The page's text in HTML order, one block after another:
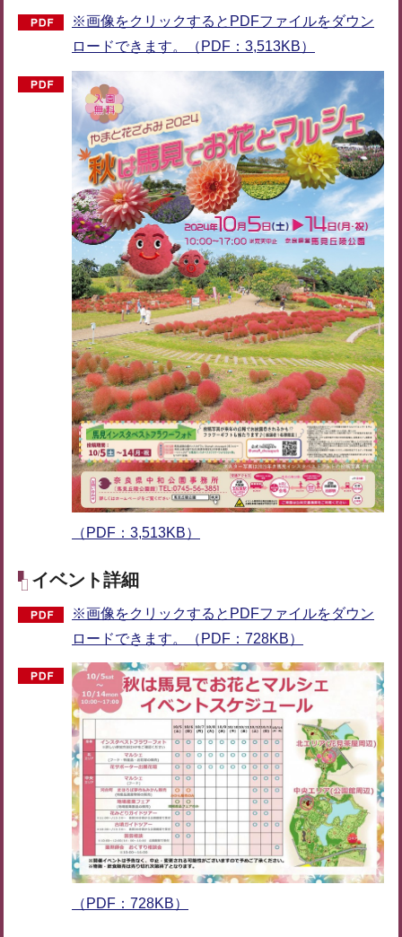
※画像をクリックするとPDFファイルをダウン
ロードできます。（PDF：3,513KB）
（PDF：3,513KB）
イベント詳細
※画像をクリックするとPDFファイルをダウン
ロードできます。（PDF：728KB）
（PDF：728KB）